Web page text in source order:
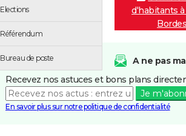
Elections
Référendum
Bureau de poste
d'habitants
A ne pas
Recevez nos astuces et bons plans
Je
En savoir plus sur notre politique de confidentialité